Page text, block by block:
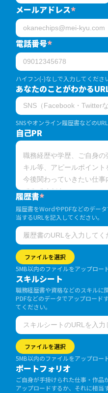
メールアドレス*
電話番号*
ハイフン(-)なしで入力してくださ
あなたのことがわかる
SNSやオンライン履歴書などの
自己PR
履歴書*
履歴書をWordやPDFなどのデー
当するURLを記入してください。
ファイルを選択
5MB以内のファイルをアップロー
スキルシート
職務経歴書や資格などのスキル
PDFなどのデータでアップロード
てください。
ファイルを選択
5MB以内のファイルをアップロー
ポートフォリオ
ご自身が手掛けられた仕事・作品
アップロードするか、それに相当